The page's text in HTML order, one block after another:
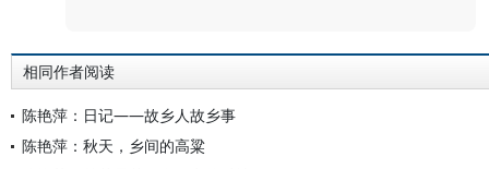
相同作者阅读
陈艳萍：日记——故乡人故乡事
陈艳萍：秋天，乡间的高粱